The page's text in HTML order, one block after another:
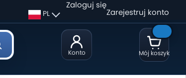
Konto
PL
Zaloguj się
Zarejestruj konto
Mój koszyk